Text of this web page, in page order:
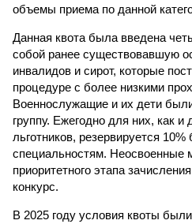
объемы приема по данной
Данная квота была введена
собой ранее существовавшую
инвалидов и сирот, которые
процедуре с более низкими
Военнослужащие и их дети
группу. Ежегодно для них, как и
льготников, резервируется
специальностям. Неосвоенные
приоритетного этапа
конкурс.
В 2025 году условия квоты